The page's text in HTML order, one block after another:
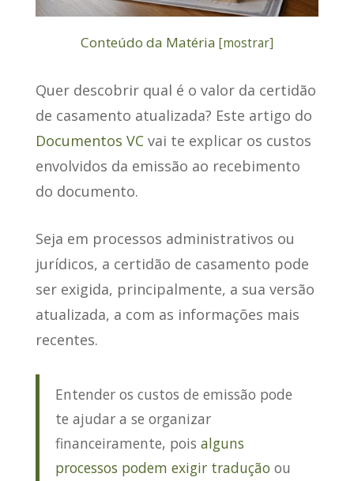
Conteúdo da Matéria [mostrar]
Quer descobrir qual é o valor da certidão
de casamento atualizada? Este artigo do
Documentos VCvai te explicar os custos
envolvidos da emissão ao recebimento
do documento.
Seja em processos administrativos ou
jurídicos, a certidão de casamento pode
ser exigida, principalmente, a sua versão
atualizada, a com as informações mais
recentes.
Entender os custos de emissão pode
te ajudar a se organizar
financeiramente, pois alguns
processos podem exigir tradução ou